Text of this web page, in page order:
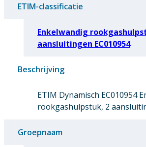
ETIM-classificatie
Enkelwandig
aansluitingen EC010954
Beschrijving
ETIM Dynamisch EC010954
rookgashulpstuk, 2
Groepnaam